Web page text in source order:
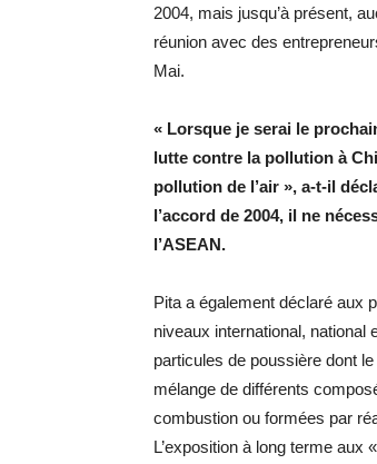
2004, mais jusqu’à présent,
réunion avec des
Mai.
« Lorsque je serai le
lutte contre la pollution à
pollution de l’air », a-t-il
l’accord de 2004, il ne
l’ASEAN.
Pita a également déclaré aux
niveaux international, national
particules de poussière dont
mélange de différents
combustion ou formées par
L’exposition à long terme